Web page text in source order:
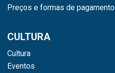
Preços e formas de pagamento
CULTURA
Cultura
Eventos